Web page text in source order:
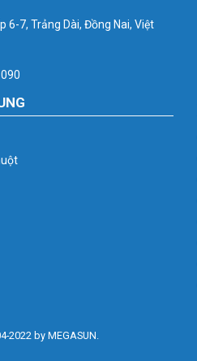
6-7, Trảng Dài, Đồng Nai, Việt
2022 by MEGASUN.